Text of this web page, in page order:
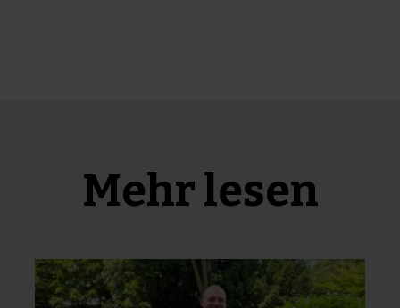
Mehr lesen